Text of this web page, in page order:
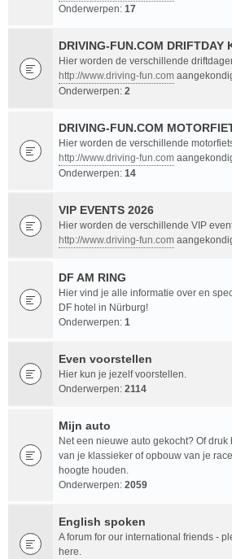
Onderwerpen: 17
DRIVING-FUN.COM DRIFTDAY
Hier worden de verschillende
http://www.driving-fun.com
Onderwerpen: 2
DRIVING-FUN.COM
Hier worden de verschillende
http://www.driving-fun.com
Onderwerpen: 14
VIP EVENTS 2026
Hier worden de verschillende VIP
http://www.driving-fun.com
DF AM RING
Hier vind je alle informatie over en
DF hotel in Nürburg!
Onderwerpen: 1
Even voorstellen
Hier kun je jezelf voorstellen.
Onderwerpen: 2114
Mijn auto
Net een nieuwe auto gekocht? Of
van je klassieker of opbouw van je
hoogte houden.
Onderwerpen: 2059
English spoken
A forum for our international friends -
here.